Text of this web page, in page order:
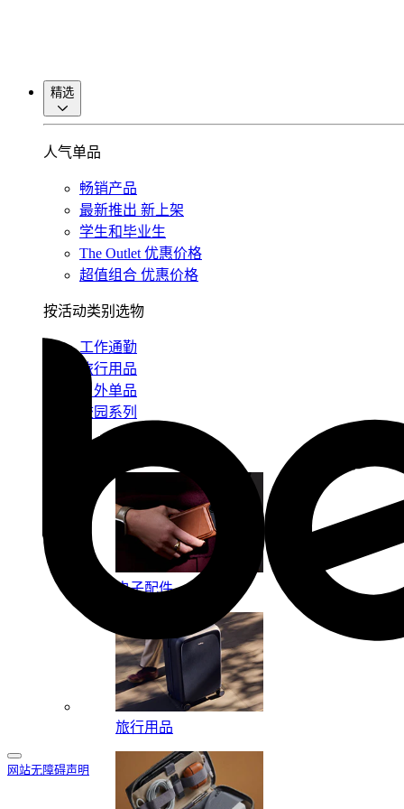
网站无障碍声明
精选
人气单品
畅销产品
最新推出 新上架
学生和毕业生
The Outlet 优惠价格
超值组合 优惠价格
按活动类别选物
工作通勤
旅行用品
户外单品
校园系列
电子配件
旅行用品